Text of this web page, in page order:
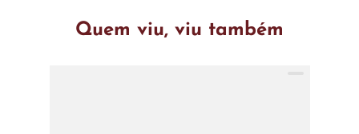
Quem viu, viu também